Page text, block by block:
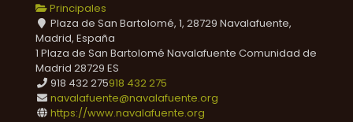
Principales
Plaza de San Bartolomé, 1, 28729 Navalafuente,
Madrid, España
1 Plaza de San Bartolomé Navalafuente Comunidad de
Madrid 28729 ES
918 432 275918 432 275
navalafuente@navalafuente.org
https://www.navalafuente.org